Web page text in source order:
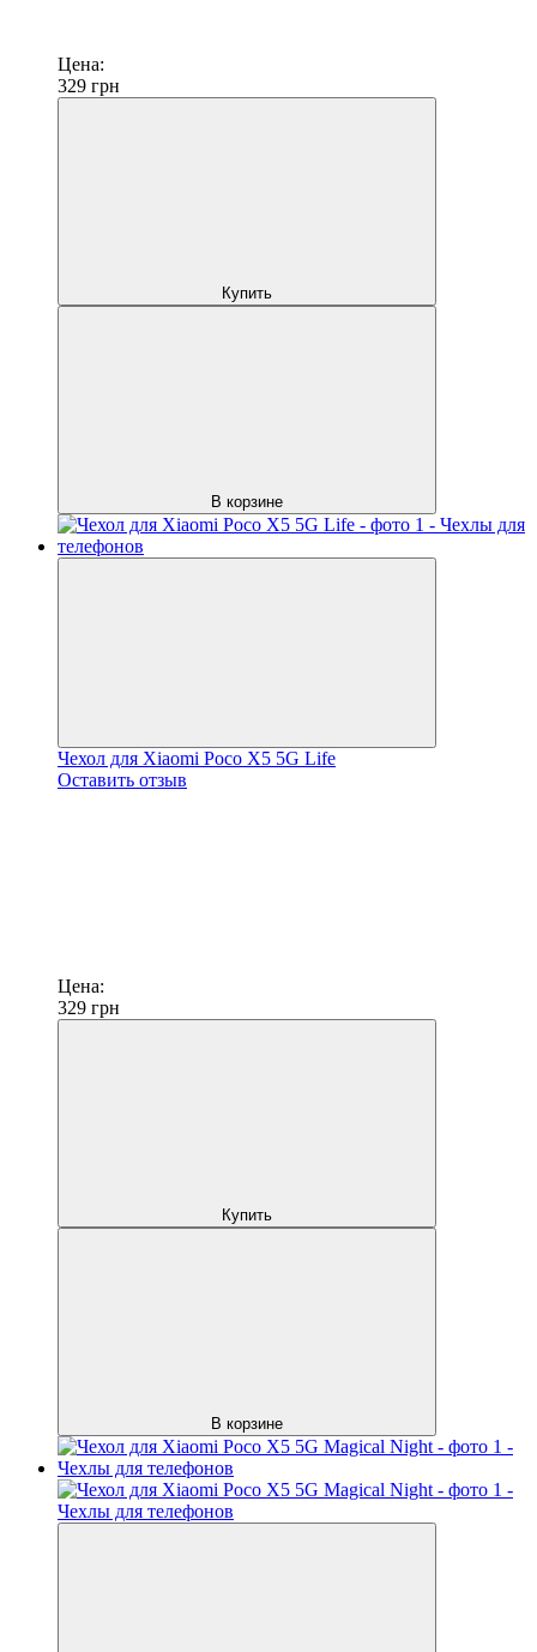
Цена:
329 грн
Купить
В корзине
Чехол для Xiaomi Poco X5 5G Life
Оставить отзыв
Цена:
329 грн
Купить
В корзине